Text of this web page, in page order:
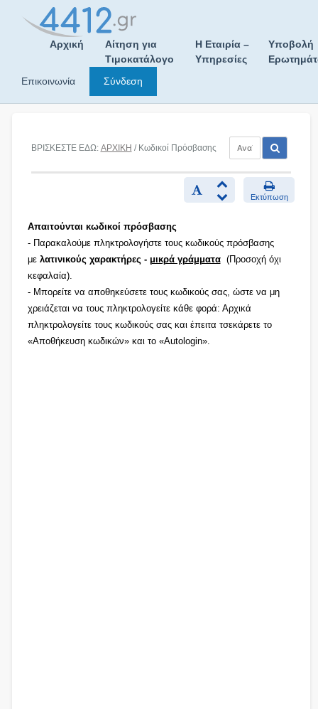
Αρχική
Αίτηση για
Τιμοκατάλογο
Η Εταιρία –
Υπηρεσίες
Υποβολή
Επικοινωνία
Σύνδεση
ΒΡΙΣΚΕΣΤΕ ΕΔΩ: ΑΡΧΙΚΗ / Κωδικοί Πρόσβασης
Εκτύπωση
Απαιτούνται κωδικοί πρόσβασης
- Παρακαλούμε πληκτρολογήστε τους κωδικούς πρόσβασης
με λατινικούς χαρακτήρες - μικρά γράμματα(Προσοχή όχι
κεφαλαία).
- Μπορείτε να αποθηκεύσετε τους κωδικούς σας, ώστε να μη
χρειάζεται να τους πληκτρολογείτε κάθε φορά: Αρχικά
πληκτρολογείτε τους κωδικούς σας και έπειτα τσεκάρετε το
«Αποθήκευση κωδικών» και το «Autologin».